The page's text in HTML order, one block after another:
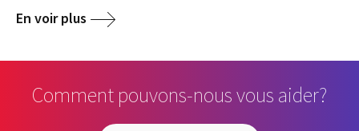
En voir plus
Comment pouvons-nous vous aider?